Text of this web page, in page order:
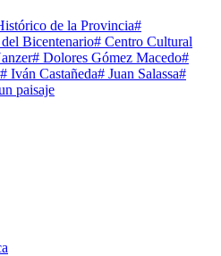
de la Provincia#
Bicentenario# Centro Cultural
# Dolores Gómez Macedo#
# Iván Castañeda# Juan Salassa#
paisaje